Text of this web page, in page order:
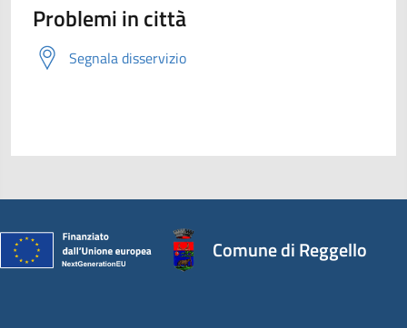
Problemi in città
Segnala disservizio
Comune di Reggello